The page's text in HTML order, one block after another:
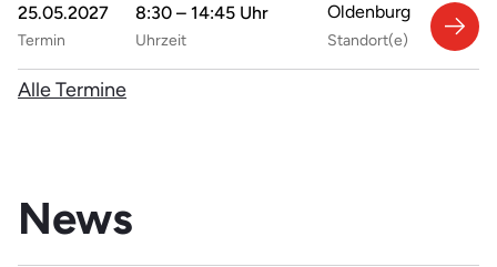
25.05.2027
Termin
8:30 – 14:45 Uhr
Uhrzeit
Oldenburg
Standort(e)
Alle Termine
News